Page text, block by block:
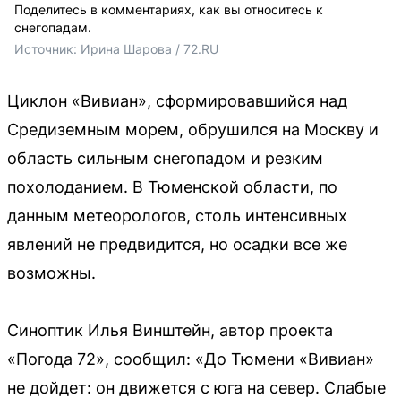
Поделитесь в комментариях, как вы относитесь к
снегопадам.
Источник: Ирина Шарова / 72.RU
Циклон «Вивиан», сформировавшийся над
Средиземным морем, обрушился на Москву и
область сильным снегопадом и резким
похолоданием. В Тюменской области, по
данным метеорологов, столь интенсивных
явлений не предвидится, но осадки все же
возможны.
Синоптик Илья Винштейн, автор проекта
«Погода 72», сообщил: «До Тюмени «Вивиан»
не дойдет: он движется с юга на север. Слабые